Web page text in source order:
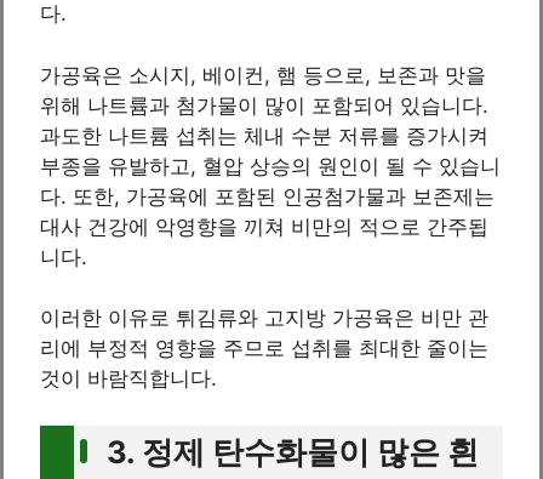
다.
가공육은 소시지, 베이컨, 햄 등으로, 보존과 맛을
위해 나트륨과 첨가물이 많이 포함되어 있습니다.
과도한 나트륨 섭취는 체내 수분 저류를 증가시켜
부종을 유발하고, 혈압 상승의 원인이 될 수 있습니
다. 또한, 가공육에 포함된 인공첨가물과 보존제는
대사 건강에 악영향을 끼쳐 비만의 적으로 간주됩
니다.
이러한 이유로 튀김류와 고지방 가공육은 비만 관
리에 부정적 영향을 주므로 섭취를 최대한 줄이는
것이 바람직합니다.
3. 정제 탄수화물이 많은 흰